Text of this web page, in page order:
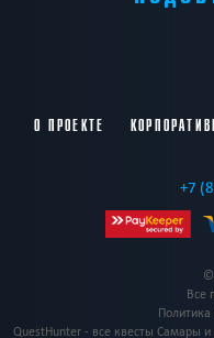
О ПРОЕКТЕ
+7
©
Все
QuestHunter - все квесты Самары